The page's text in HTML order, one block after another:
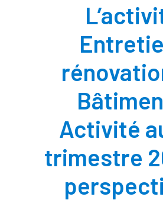
Activité
trimestre